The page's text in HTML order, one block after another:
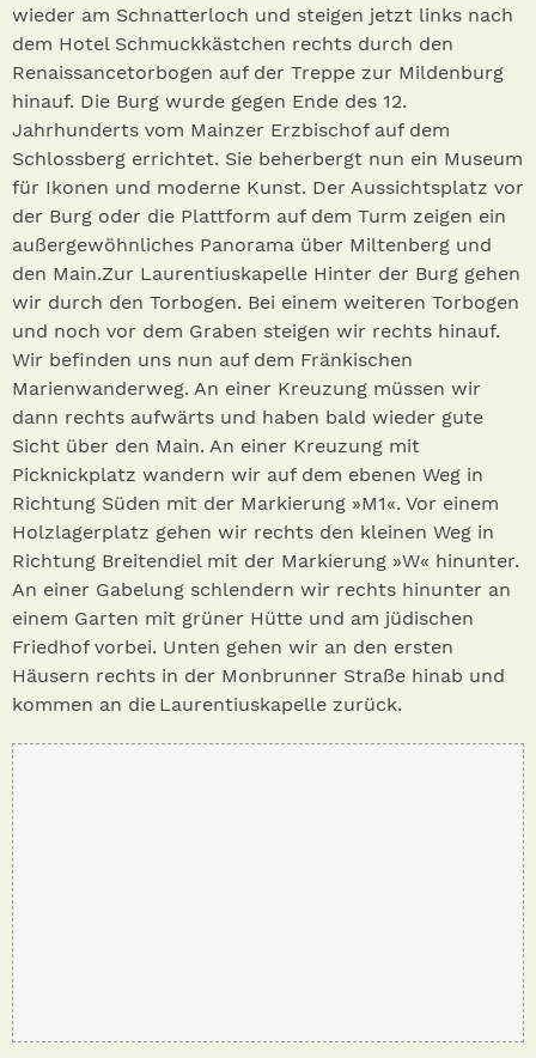
wieder am Schnatterloch und steigen jetzt links nach
dem Hotel Schmuckkästchen rechts durch den
Renaissancetorbogen auf der Treppe zur Mildenburg
hinauf. Die Burg wurde gegen Ende des 12.
Jahrhunderts vom Mainzer Erzbischof auf dem
Schlossberg errichtet. Sie beherbergt nun ein Museum
für Ikonen und moderne Kunst. Der Aussichtsplatz vor
der Burg oder die Plattform auf dem Turm zeigen ein
außergewöhnliches Panorama über Miltenberg und
den Main.Zur Laurentiuskapelle Hinter der Burg gehen
wir durch den Torbogen. Bei einem weiteren Torbogen
und noch vor dem Graben steigen wir rechts hinauf.
Wir befinden uns nun auf dem Fränkischen
Marienwanderweg. An einer Kreuzung müssen wir
dann rechts aufwärts und haben bald wieder gute
Sicht über den Main. An einer Kreuzung mit
Picknickplatz wandern wir auf dem ebenen Weg in
Richtung Süden mit der Markierung »M1«. Vor einem
Holzlagerplatz gehen wir rechts den kleinen Weg in
Richtung Breitendiel mit der Markierung »W« hinunter.
An einer Gabelung schlendern wir rechts hinunter an
einem Garten mit grüner Hütte und am jüdischen
Friedhof vorbei. Unten gehen wir an den ersten
Häusern rechts in der Monbrunner Straße hinab und
kommen an die Laurentiuskapelle zurück.